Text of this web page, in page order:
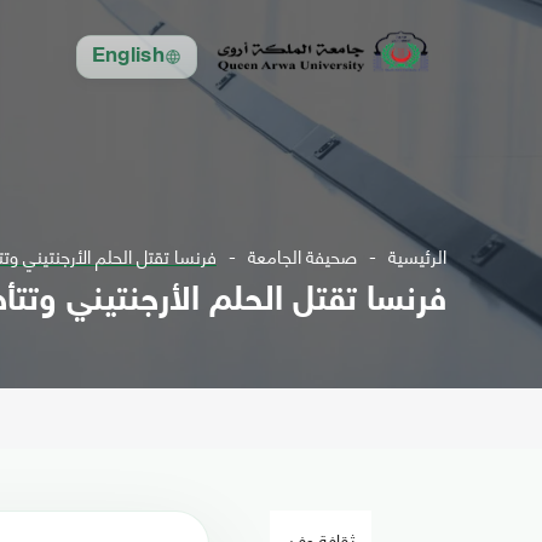
English
الرئيسية صحيفة الجامعة فرنسا تقتل الحلم الأرجنتيني
فرنسا تقتل الحلم الأرجنتيني